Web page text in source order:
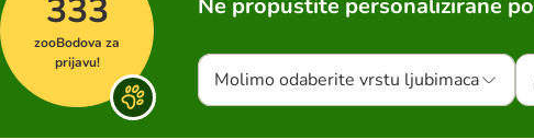
333
zooBodova za
prijavu!
Ne propustite personalizirane
Molimo odaberite vrstu ljubimaca